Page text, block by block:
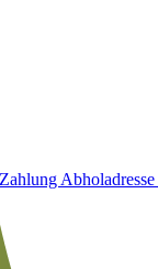
Abholadresse